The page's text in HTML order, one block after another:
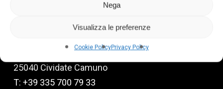
Nega
Visualizza le preferenze
Cookie PolicyPrivacy Policy
P.Iva 03026150981
Via degli Emigranti, 9
25040 Cividate Camuno
T: +39 335 700 79 33